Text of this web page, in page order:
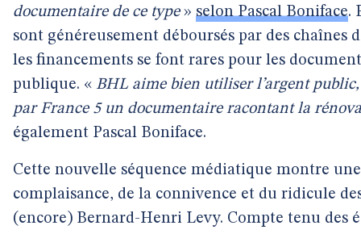
documentaire de ce type» selon Pascal Boniface.
sont généreusement déboursés par des
les financements se font rares pour les
publique. « BHL aime bien utiliser l’argent
par France 5 un documentaire racontant la
également Pascal Boniface.
Cette nouvelle séquence médiatique montre
complaisance, de la connivence et du ridicule
(encore) Bernard-Henri Levy. Compte tenu des